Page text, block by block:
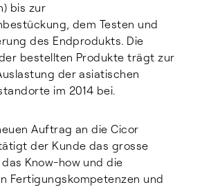
bis zur
dem Testen und
des Endprodukts. Die
bestellten Produkte trägt zur
der asiatischen
im 2014 bei.
Auftrag an die Cicor
der Kunde das grosse
Know-how und die
Fertigungskompetenzen und